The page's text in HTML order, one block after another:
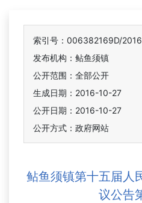
索引号：006382169D/
发布机构：鲇鱼须镇
公开范围：全部公开
生成日期：2016-10-27
公开日期：2016-10-27
公开方式：政府网站
鲇鱼须镇第十五届人
议公告